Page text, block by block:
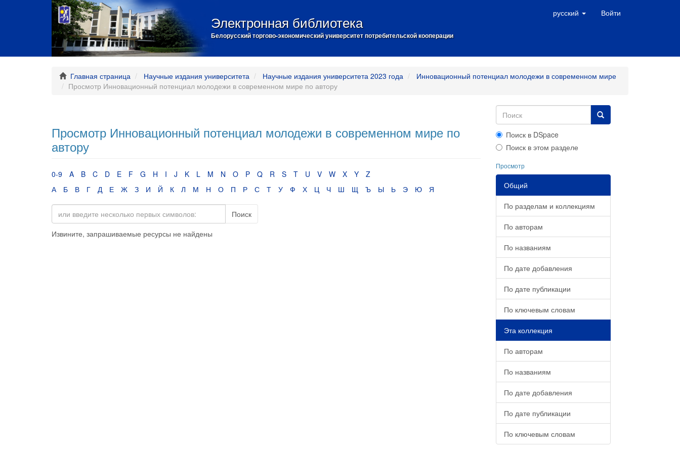
Электронная библиотека
Белорусский торгово-экономический университет потребительской кооперации
русский Войти
Главная страница Научные издания университета Научные издания университета 2023 года
Инновационный потенциал молодежи в современном мире
Просмотр Инновационный потенциал молодежи в современном мире по автору
Просмотр Инновационный потенциал молодежи в современном мире по
автору
0-9 A B C D E F G H I J K L M N O P Q R S T U V W X Y
Z
А
Б В Г Д Е Ж З И Й К Л М Н О П Р С Т У Ф Х Ц Ч Ш Щ Ъ Ы Ь Э Ю Я
Поиск
Извините, запрашиваемые ресурсы не найдены
Поиск в DSpace
Поиск в этом разделе
Просмотр
Общий
По разделам и коллекциям
По авторам
По названиям
По дате добавления
По дате публикации
По ключевым словам
Эта коллекция
По авторам
По названиям
По дате добавления
По дате публикации
По ключевым словам